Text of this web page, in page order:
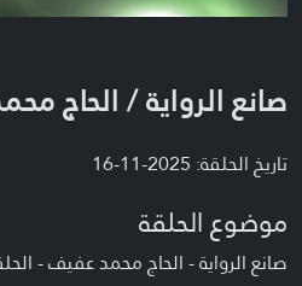
صانع الرواية / الحاج
تاريخ الحلقة: 2025-11-16
موضوع الحلقة
صانع الرواية - الحاج محمد عفيف -